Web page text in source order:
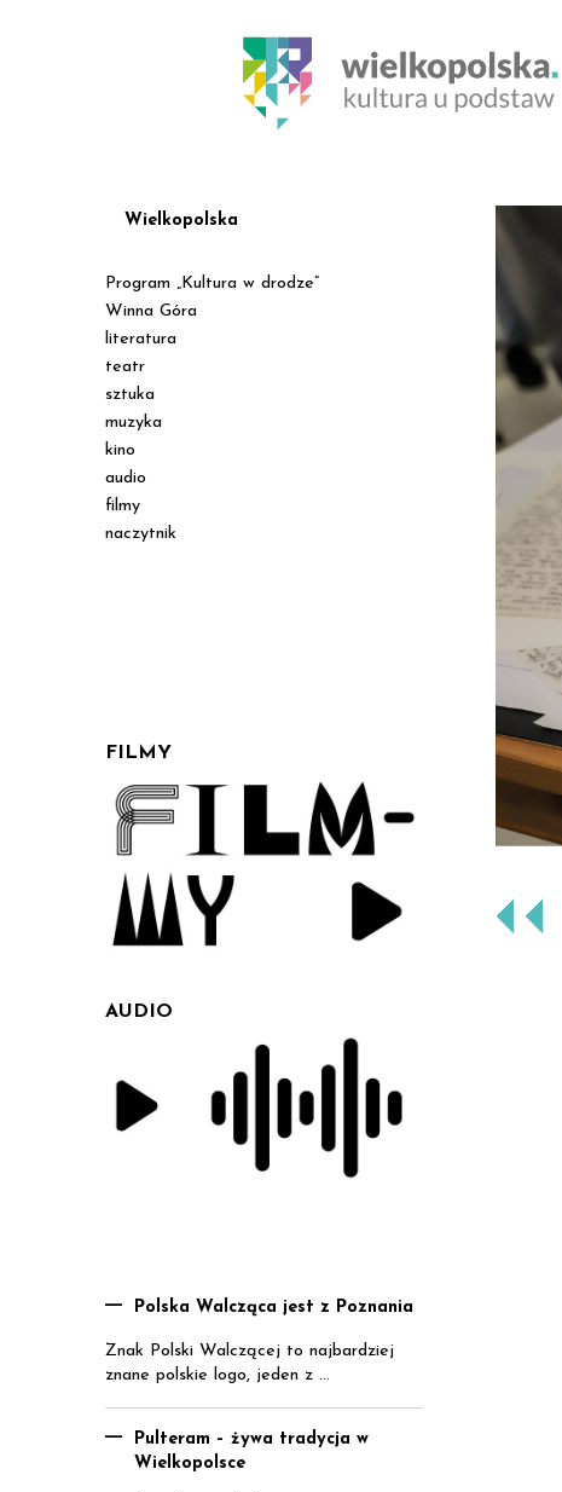
Wielkopolska
Program „Kultura w drodze”
Winna Góra
literatura
teatr
sztuka
muzyka
kino
audio
filmy
naczytnik
FILMY
AUDIO
Polska Walcząca jest z Poznania
Znak Polski Walczącej to najbardziej
znane polskie logo, jeden z ...
Pulteram – żywa tradycja w
Wielkopolsce